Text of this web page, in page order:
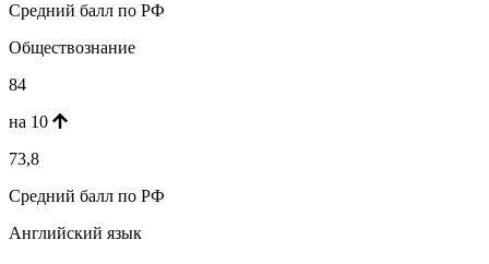
Средний балл по РФ
Обществознание
84
на 10
73,8
Средний балл по РФ
Английский язык